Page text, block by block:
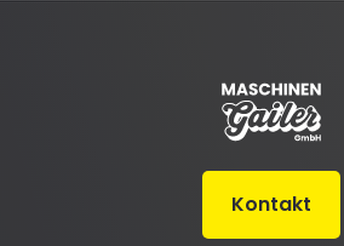
Kontakt